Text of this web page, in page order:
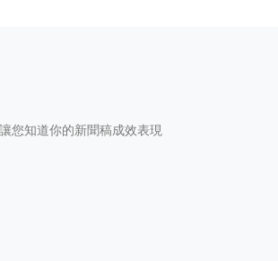
您知道你的新聞稿成效表現